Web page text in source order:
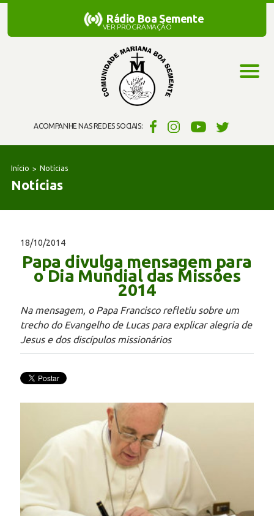
ACOMPANHE NAS REDES SOCIAIS:
Rádio Boa Semente
Rádio Boa Semente
VER PROGRAMAÇÃO
Início Notícias
Notícias
18/10/2014
Papa divulga mensagem para
o Dia Mundial das Missões
2014
Na mensagem, o Papa Francisco refletiu sobre um
trecho do Evangelho de Lucas para explicar alegria de
Jesus e dos discípulos missionários